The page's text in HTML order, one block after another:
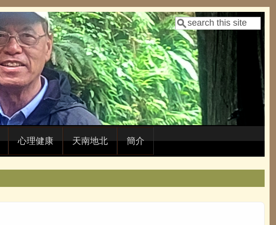
Search form
Search
心理健康 天南地北 簡介